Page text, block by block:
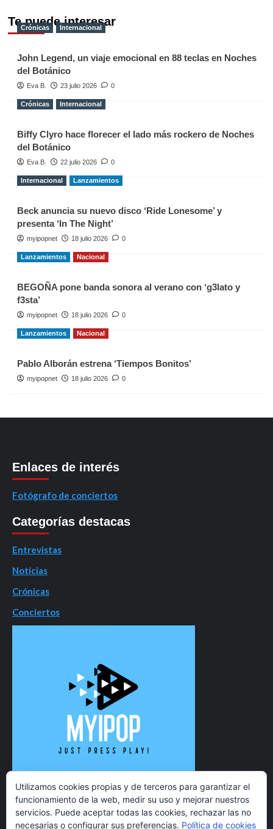
Te puede interesar
Crónicas Internacional
John Legend, un viaje emocional en 88 teclas en Noches
del Botánico
Eva B. 23 julio 2026 0
Crónicas Internacional
Biffy Clyro hace florecer el lado más rockero de Noches
del Botánico
Eva B. 22 julio 2026 0
Internacional Lanzamientos
Beck anuncia su nuevo disco ‘Ride Lonesome’ y
presenta ‘In The Night’
myipopnet 18 julio 2026 0
Lanzamientos Nacional
BEGOÑA pone banda sonora al verano con ‘g3lato y
f3sta’
myipopnet 18 julio 2026 0
Lanzamientos Nacional
Pablo Alborán estrena ‘Tiempos Bonitos’
myipopnet 18 julio 2026 0
Enlaces de interés
Fotógrafo de conciertos
Categorías destacas
Entrevistas
Noticias
Crónicas
Conciertos
Utilizamos cookies propias y de terceros para garantizar el
funcionamiento de la web, medir su uso y mejorar nuestros
servicios. Puede aceptar todas las cookies, rechazar las no
necesarias o configurar sus preferencias. Política de cookies